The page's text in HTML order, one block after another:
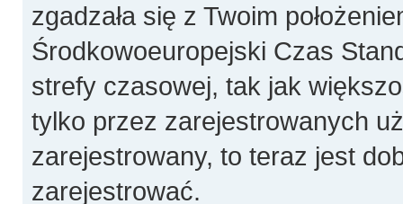
zgadzała się z Twoim
Środkowoeuropejski Czas
strefy czasowej, tak jak
tylko przez zarejestrowanych
zarejestrowany, to teraz jest
zarejestrować.